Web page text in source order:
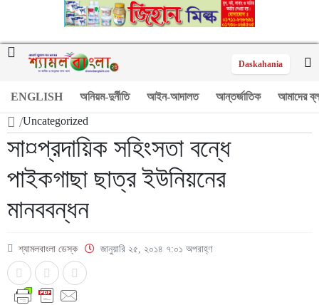
Daskahania
ENGLISH অনিয়ম-দুর্নীতি আইন-আদালত আন্তর্জাতিক আমাদের
/Uncategorized
সা¤প্রদায়িক সহিংসতা বন্ধে
পাইকগাছা ছাত্র ইউনিয়নের
মানববন্ধন
শ্যামলবাংলা ডেস্ক জানুয়ারি ২৫, ২০১৪ ৭:০১ অপরাহ্ণ